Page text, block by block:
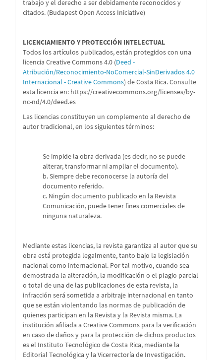
trabajo y el derecho a ser debidamente reconocidos y
citados. (Budapest Open Access Iniciative)
LICENCIAMIENTO Y PROTECCIÓN INTELECTUAL
Todos los artículos publicados, están protegidos con una
licencia Creative Commons 4.0 (Deed -
Atribución/Reconocimiento-NoComercial-SinDerivados 4.0
Internacional - Creative Commons) de Costa Rica. Consulte
esta licencia en: https://creativecommons.org/licenses/by-
nc-nd/4.0/deed.es
Las licencias constituyen un complemento al derecho de
autor tradicional, en los siguientes términos:
Se impide la obra derivada (es decir, no se puede
alterar, transformar ni ampliar el documento).
b. Siempre debe reconocerse la autoría del
documento referido.
c. Ningún documento publicado en la Revista
Comunicación, puede tener fines comerciales de
ninguna naturaleza.
Mediante estas licencias, la revista garantiza al autor que su
obra está protegida legalmente, tanto bajo la legislación
nacional como internacional. Por tal motivo, cuando sea
demostrada la alteración, la modificación o el plagio parcial
o total de una de las publicaciones de esta revista, la
infracción será sometida a arbitraje internacional en tanto
que se están violentando las normas de publicación de
quienes participan en la Revista y la Revista misma. La
institución afiliada a Creative Commons para la verificación
en caso de daños y para la protección de dichos productos
es el Instituto Tecnológico de Costa Rica, mediante la
Editorial Tecnológica y la Vicerrectoría de Investigación.